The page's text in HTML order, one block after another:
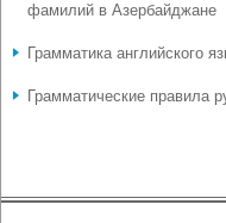
фамилий в Азербайджане
Грамматика английского
Грамматические правила